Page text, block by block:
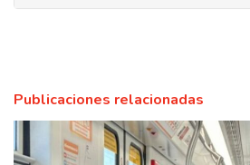
Publicaciones relacionadas